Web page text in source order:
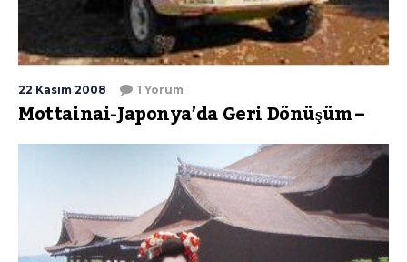
22 Kasım 2008 1 Yorum
Mottainai-Japonya’da Geri Dönüşüm –